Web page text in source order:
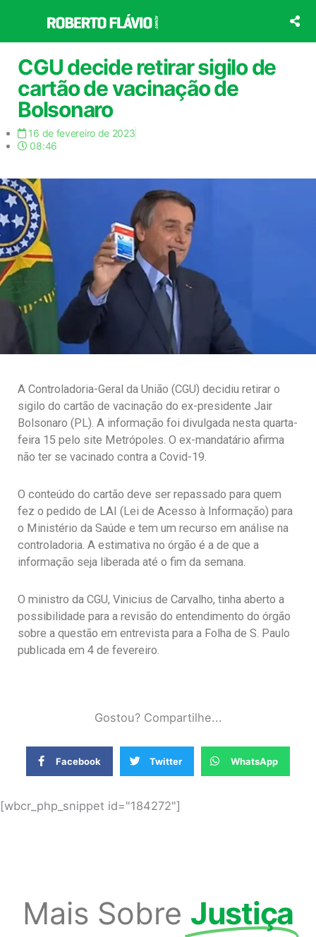
o
conteúdo
CGU decide retirar sigilo de
cartão de vacinação de
Bolsonaro
16 de fevereiro de 2023
08:46
A Controladoria-Geral da União (CGU) decidiu retirar o
sigilo do cartão de vacinação do ex-presidente Jair
Bolsonaro (PL). A informação foi divulgada nesta quarta-
feira 15 pelo site Metrópoles. O ex-mandatário afirma
não ter se vacinado contra a Covid-19.
O conteúdo do cartão deve ser repassado para quem
fez o pedido de LAI (Lei de Acesso à Informação) para
o Ministério da Saúde e tem um recurso em análise na
controladoria. A estimativa no órgão é a de que a
informação seja liberada até o fim da semana.
O ministro da CGU, Vinicius de Carvalho, tinha aberto a
possibilidade para a revisão do entendimento do órgão
sobre a questão em entrevista para a Folha de S. Paulo
publicada em 4 de fevereiro.
Gostou? Compartilhe...
Facebook Twitter WhatsApp
[wbcr_php_snippet id="184272"]
Mais Sobre Justiça